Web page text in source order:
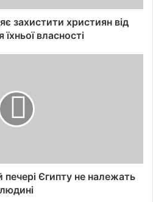
захистити християн від
їхньої власності
печері Єгипту не належать
людині